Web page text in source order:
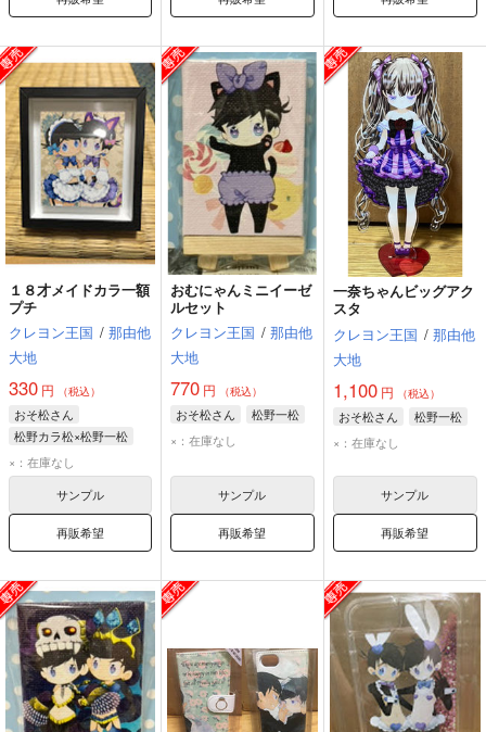
１８才メイドカラ一額
プチ
クレヨン王国 / 那由他
大地
330 円 （税込）
おそ松さん
松野カラ松×松野一松
松野カラ松
×：在庫なし
サンプル
再販希望
おむにゃんミニイーゼ
ルセット
クレヨン王国 / 那由他
大地
770 円 （税込）
おそ松さん
松野一松
×：在庫なし
サンプル
再販希望
一奈ちゃんビッグアク
スタ
クレヨン王国 / 那由他
大地
1,100円 （税込）
おそ松さん
松野一松
×：在庫なし
サンプル
再販希望